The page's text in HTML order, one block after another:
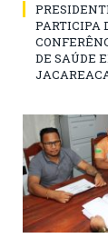
PARTICIPA
DE SAÚDE